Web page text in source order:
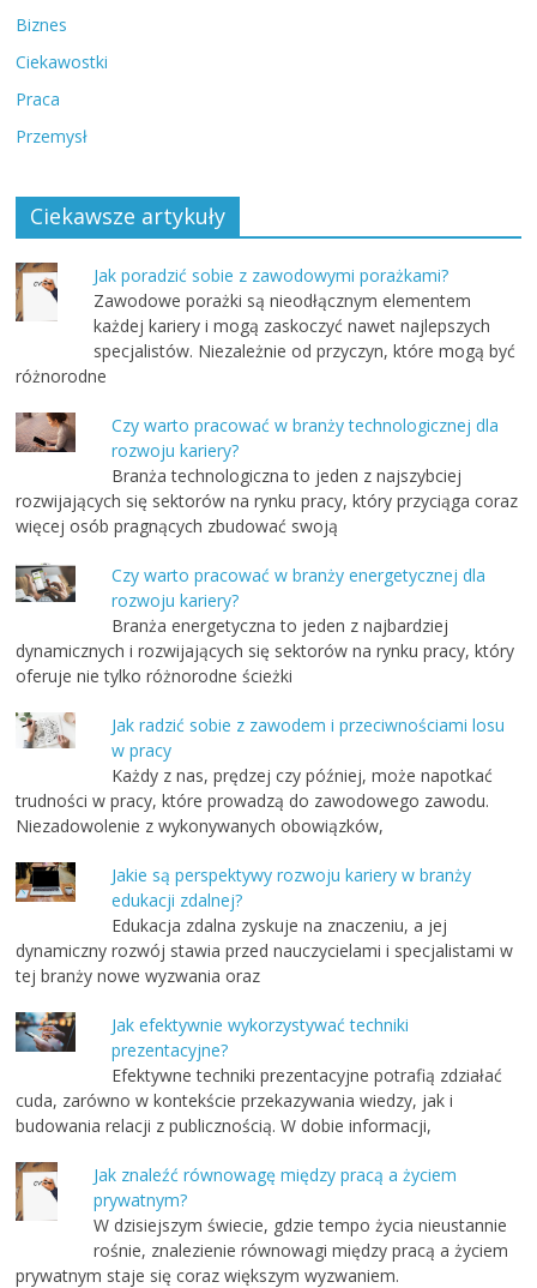
Biznes
Ciekawostki
Praca
Przemysł
Ciekawsze artykuły
Jak poradzić sobie z zawodowymi porażkami?
Zawodowe porażki są nieodłącznym elementem
każdej kariery i mogą zaskoczyć nawet najlepszych
specjalistów. Niezależnie od przyczyn, które mogą być
różnorodne
Czy warto pracować w branży technologicznej dla
rozwoju kariery?
Branża technologiczna to jeden z najszybciej
rozwijających się sektorów na rynku pracy, który przyciąga coraz
więcej osób pragnących zbudować swoją
Czy warto pracować w branży energetycznej dla
rozwoju kariery?
Branża energetyczna to jeden z najbardziej
dynamicznych i rozwijających się sektorów na rynku pracy, który
oferuje nie tylko różnorodne ścieżki
Jak radzić sobie z zawodem i przeciwnościami losu
w pracy
Każdy z nas, prędzej czy później, może napotkać
trudności w pracy, które prowadzą do zawodowego zawodu.
Niezadowolenie z wykonywanych obowiązków,
Jakie są perspektywy rozwoju kariery w branży
edukacji zdalnej?
Edukacja zdalna zyskuje na znaczeniu, a jej
dynamiczny rozwój stawia przed nauczycielami i specjalistami w
tej branży nowe wyzwania oraz
Jak efektywnie wykorzystywać techniki
prezentacyjne?
Efektywne techniki prezentacyjne potrafią zdziałać
cuda, zarówno w kontekście przekazywania wiedzy, jak i
budowania relacji z publicznością. W dobie informacji,
Jak znaleźć równowagę między pracą a życiem
prywatnym?
W dzisiejszym świecie, gdzie tempo życia nieustannie
rośnie, znalezienie równowagi między pracą a życiem
prywatnym staje się coraz większym wyzwaniem.